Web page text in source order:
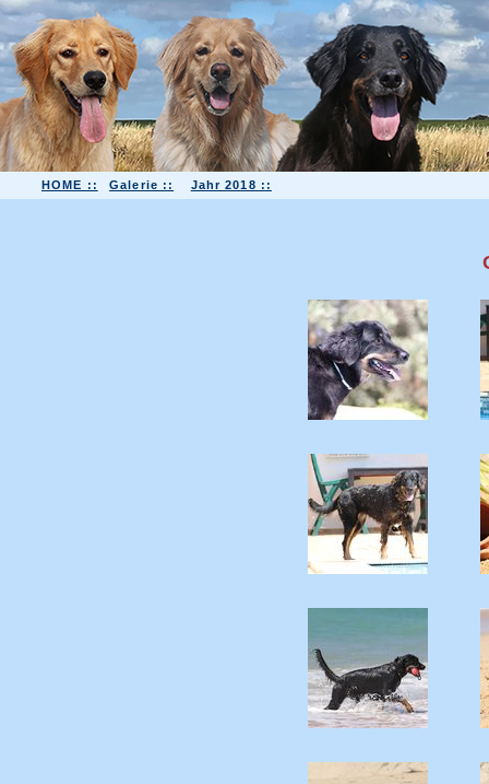
HOME :: Galerie :: Jahr 2018 ::